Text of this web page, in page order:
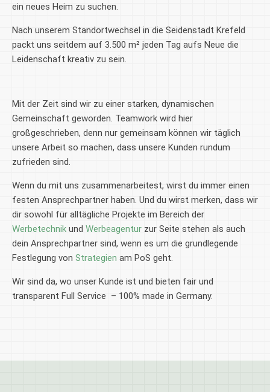
ein neues Heim zu suchen.
Nach unserem Standortwechsel in die Seidenstadt Krefeld
packt uns seitdem auf 3.500 m² jeden Tag aufs Neue die
Leidenschaft kreativ zu sein.
Mit der Zeit sind wir zu einer starken, dynamischen
Gemeinschaft geworden. Teamwork wird hier
großgeschrieben, denn nur gemeinsam können wir täglich
unsere Arbeit so machen, dass unsere Kunden rundum
zufrieden sind.
Wenn du mit uns zusammenarbeitest, wirst du immer einen
festen Ansprechpartner haben. Und du wirst merken, dass wir
dir sowohl für alltägliche Projekte im Bereich der
Werbetechnik und Werbeagentur zur Seite stehen als auch
dein Ansprechpartner sind, wenn es um die grundlegende
Festlegung von Strategien am PoS geht.
Wir sind da, wo unser Kunde ist und bieten fair und
transparent Full Service – 100% made in Germany.